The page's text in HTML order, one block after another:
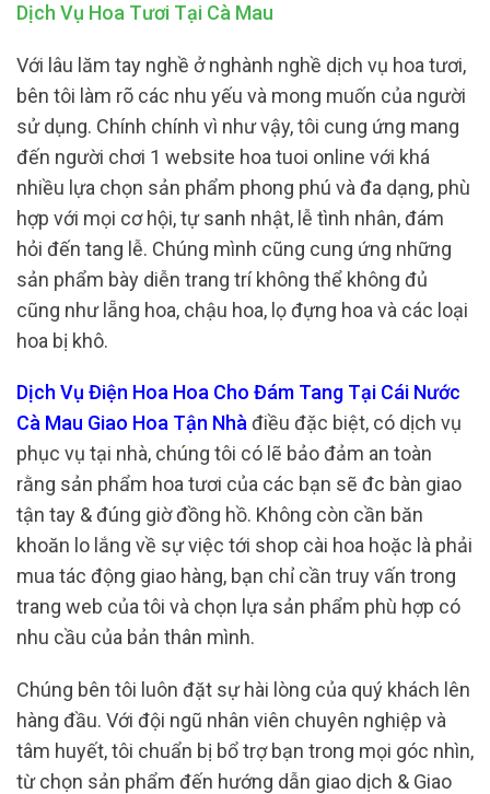
Dịch Vụ Hoa Tươi Tại Cà Mau
Với lâu lăm tay nghề ở nghành nghề dịch vụ hoa tươi,
bên tôi làm rõ các nhu yếu và mong muốn của người
sử dụng. Chính chính vì như vậy, tôi cung ứng mang
đến người chơi 1 website hoa tuoi online với khá
nhiều lựa chọn sản phẩm phong phú và đa dạng, phù
hợp với mọi cơ hội, tự sanh nhật, lễ tình nhân, đám
hỏi đến tang lễ. Chúng mình cũng cung ứng những
sản phẩm bày diễn trang trí không thể không đủ
cũng như lẵng hoa, chậu hoa, lọ đựng hoa và các loại
hoa bị khô.
Dịch Vụ Điện Hoa Hoa Cho Đám Tang Tại Cái Nước
Cà Mau Giao Hoa Tận Nhà điều đặc biệt, có dịch vụ
phục vụ tại nhà, chúng tôi có lẽ bảo đảm an toàn
rằng sản phẩm hoa tươi của các bạn sẽ đc bàn giao
tận tay & đúng giờ đồng hồ. Không còn cần băn
khoăn lo lắng về sự việc tới shop cài hoa hoặc là phải
mua tác động giao hàng, bạn chỉ cần truy vấn trong
trang web của tôi và chọn lựa sản phẩm phù hợp có
nhu cầu của bản thân mình.
Chúng bên tôi luôn đặt sự hài lòng của quý khách lên
hàng đầu. Với đội ngũ nhân viên chuyên nghiệp và
tâm huyết, tôi chuẩn bị bổ trợ bạn trong mọi góc nhìn,
từ chọn sản phẩm đến hướng dẫn giao dịch & Giao